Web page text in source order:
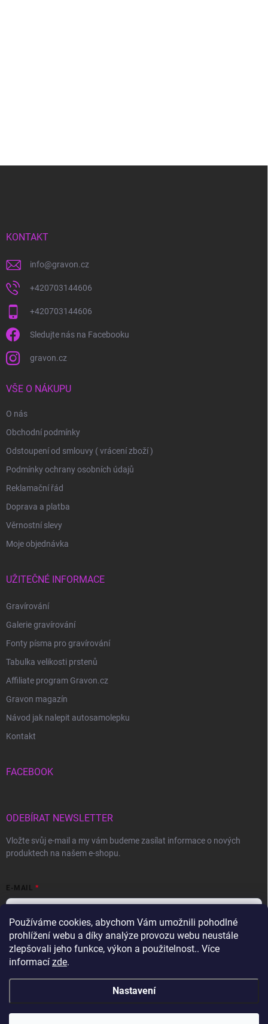
Používáme cookies, abychom Vám umožnili pohodlné
prohlížení webu a díky analýze provozu webu neustále
zlepšovali jeho funkce, výkon a použitelnost.. Více
informací zde.
Nastavení
KONTAKT
info@gravon.cz
+420703144606
+420703144606
Sledujte nás na Facebooku
gravon.cz
VŠE O NÁKUPU
O nás
Obchodní podmínky
Odstoupení od smlouvy ( vrácení zboží )
Podmínky ochrany osobních údajů
Reklamační řád
Doprava a platba
Věrnostní slevy
Moje objednávka
UŽITEČNÉ INFORMACE
Gravírování
Galerie gravírování
Fonty písma pro gravírování
Tabulka velikosti prstenů
Affiliate program Gravon.cz
Gravon magazín
Návod jak nalepit autosamolepku
Kontakt
FACEBOOK
ODEBÍRAT NEWSLETTER
Vložte svůj e-mail a my vám budeme zasílat informace o nových
produktech na našem e-shopu.
E-MAIL
Vložením e-mailu souhlasíte spodmínkami ochrany osobních údajů
Přihlásit se